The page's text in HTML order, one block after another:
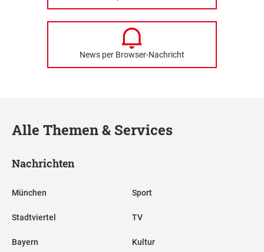
News per Browser-Nachricht
Alle Themen & Services
Nachrichten
München
Stadtviertel
Bayern
Sport
TV
Kultur